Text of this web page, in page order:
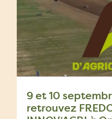
9 et 10
retrouvez